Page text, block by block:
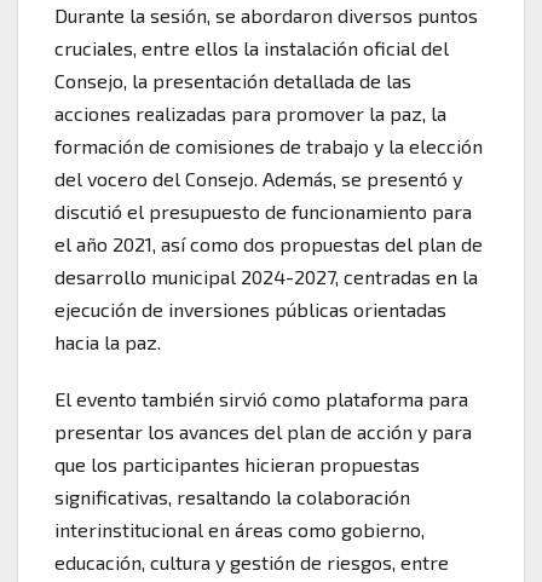
Durante la sesión, se abordaron diversos puntos
cruciales, entre ellos la instalación oficial del
Consejo, la presentación detallada de las
acciones realizadas para promover la paz, la
formación de comisiones de trabajo y la elección
del vocero del Consejo. Además, se presentó y
discutió el presupuesto de funcionamiento para
el año 2021, así como dos propuestas del plan de
desarrollo municipal 2024-2027, centradas en la
ejecución de inversiones públicas orientadas
hacia la paz.
El evento también sirvió como plataforma para
presentar los avances del plan de acción y para
que los participantes hicieran propuestas
significativas, resaltando la colaboración
interinstitucional en áreas como gobierno,
educación, cultura y gestión de riesgos, entre